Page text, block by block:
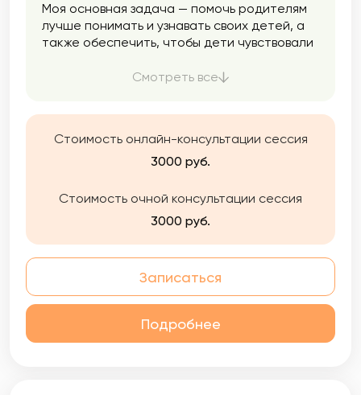
Моя основная задача — помочь родителям
лучше понимать и узнавать своих детей, а
также обеспечить, чтобы дети чувствовали
Смотреть все
Стоимость онлайн-консультации сессия
3000 руб.
Стоимость очной консультации сессия
3000 руб.
Записаться
Подробнее